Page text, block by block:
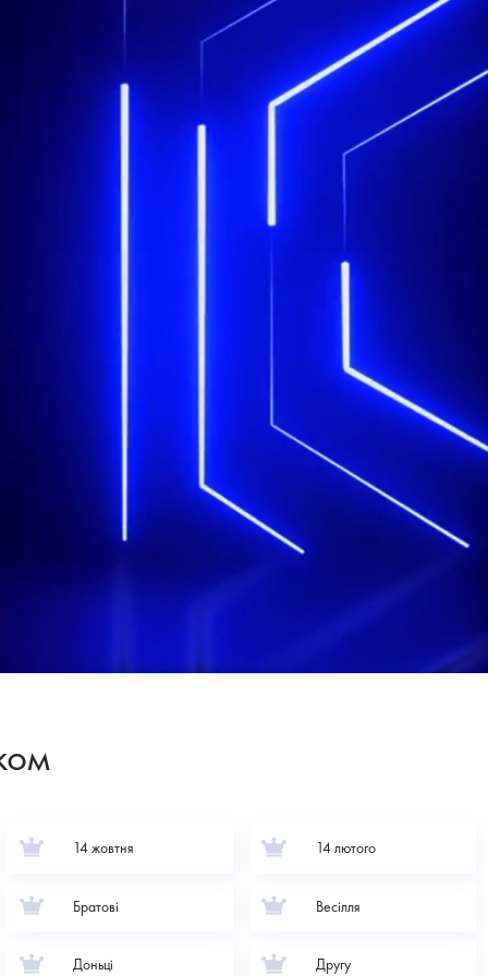
14 жовтня 14 лютого
Братові Весілля
Доньці Другу